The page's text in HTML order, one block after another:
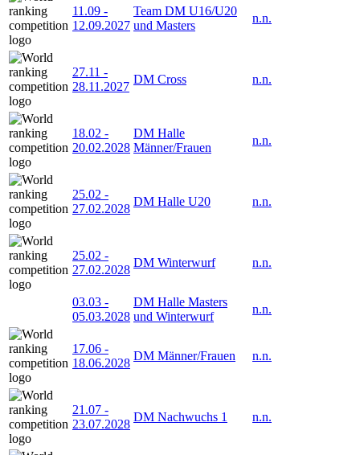
11.09 -
12.09.2027
Team DM U16/U20
und Masters
n.n.
27.11 -
28.11.2027
DM Cross n.n.
18.02 -
20.02.2028
DM Halle
Männer/Frauen
n.n.
25.02 -
27.02.2028
DM Halle U20 n.n.
25.02 -
27.02.2028
DM Winterwurf n.n.
03.03 -
05.03.2028
DM Halle Masters
und Winterwurf
n.n.
17.06 -
18.06.2028
DM Männer/Frauen n.n.
21.07 -
23.07.2028
DM Nachwuchs 1 n.n.